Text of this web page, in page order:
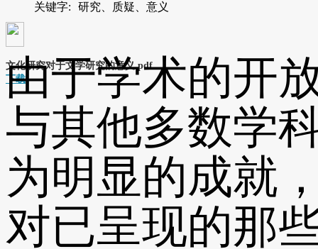
关键字:
研究、质疑、意义
文化研究对于文学研究的意义.pdf
下载
由于学术的开
与其他多数学
为明显的成就
对已呈现的那